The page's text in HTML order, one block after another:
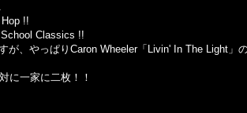
!!
Classics !!
が、やっぱりCaron Wheeler「Livin' In The Light
に一家に二枚！！